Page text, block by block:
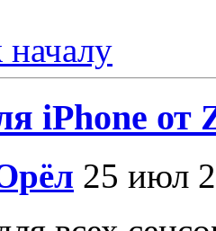
началу
iPhone от
25 июл